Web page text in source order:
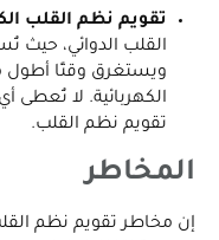
تقويم نظم القلب
القلب الدوائي، حيث
ويستغرق وقتًا أطول
الكهربائية. لا تُعطى
تقويم نظم القلب.
المخاطر
إن مخاطر تقويم نظم